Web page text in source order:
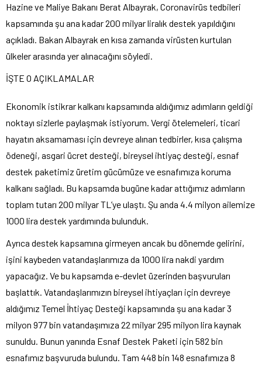
Hazine ve Maliye Bakanı Berat Albayrak, Coronavirüs tedbileri
kapsamında şu ana kadar 200 milyar liralık destek yapıldığını
açıkladı. Bakan Albayrak en kısa zamanda virüsten kurtulan
ülkeler arasında yer alınacağını söyledi.
İŞTE O AÇIKLAMALAR
Ekonomik istikrar kalkanı kapsamında aldığımız adımların geldiği
noktayı sizlerle paylaşmak istiyorum. Vergi ötelemeleri, ticari
hayatın aksamaması için devreye alınan tedbirler, kısa çalışma
ödeneği, asgari ücret desteği, bireysel ihtiyaç desteği, esnaf
destek paketimiz üretim gücümüze ve esnafımıza koruma
kalkanı sağladı. Bu kapsamda bugüne kadar attığımız adımların
toplam tutarı 200 milyar TL’ye ulaştı. Şu anda 4.4 milyon ailemize
1000 lira destek yardımında bulunduk.
Ayrıca destek kapsamına girmeyen ancak bu dönemde gelirini,
işini kaybeden vatandaşlarımıza da 1000 lira nakdi yardım
yapacağız. Ve bu kapsamda e-devlet üzerinden başvuruları
başlattık. Vatandaşlarımızın bireysel ihtiyaçları için devreye
aldığımız Temel İhtiyaç Desteği kapsamında şu ana kadar 3
milyon 977 bin vatandaşımıza 22 milyar 295 milyon lira kaynak
sunuldu. Bunun yanında Esnaf Destek Paketi için 582 bin
esnafımız başvuruda bulundu. Tam 448 bin 148 esnafımıza 8